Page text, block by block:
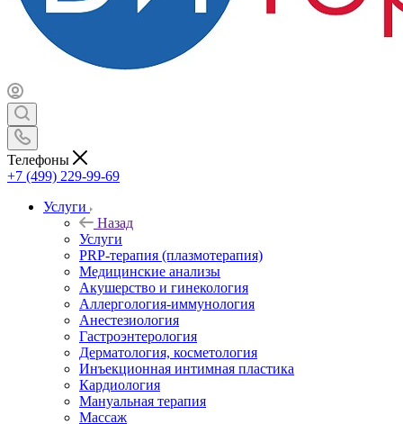
Телефоны
+7 (499) 229-99-69
Услуги
Назад
Услуги
PRP-терапия (плазмотерапия)
Медицинские анализы
Акушерство и гинекология
Аллергология-иммунология
Анестезиология
Гастроэнтерология
Дерматология, косметология
Инъекционная интимная пластика
Кардиология
Мануальная терапия
Массаж